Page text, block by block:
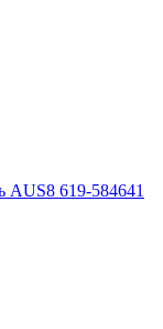
619-584641